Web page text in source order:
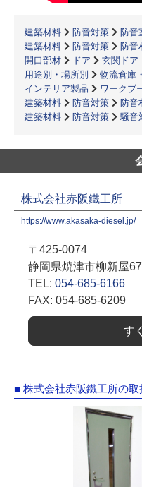
建築材料 防音対策
防音
建築材料
防音対策 防音
開口部材
ドア 玄関ドア
用途別・場所別
物流倉庫
インテリア製品
ワークブ
建築材料
防音対策
防音
建築材料
防音対策 騒音
株式会社赤阪鐵工所
https://www.akasaka-diesel.jp/
〒425-0074
静岡県焼津市柳新屋
TEL: 054-685-6166
FAX: 054-685-6209
す
■ 株式会社赤阪鐵工所の取